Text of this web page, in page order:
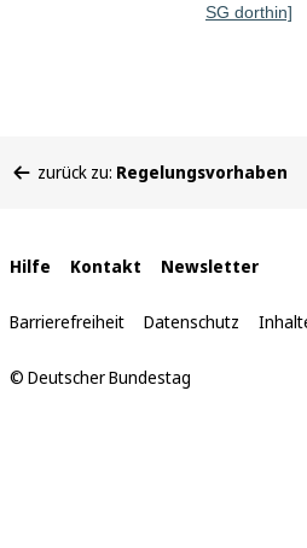
SG dorthin]
befinden
zurück zu: Regelungsvorhaben
Interne
Links
Hilfe Kontakt Newsletter
Barrierefreiheit Datenschutz
© Deutscher Bundestag